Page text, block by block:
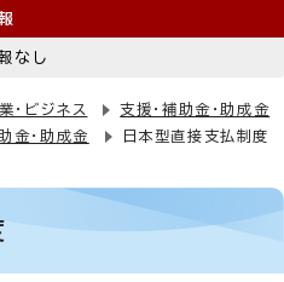
なし
・ビジネス
支援・補助金・助成金
金・助成金 日本型直接支払制度